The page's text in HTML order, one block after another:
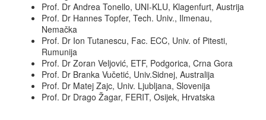
Prof. Dr Andrea Tonello, UNI-KLU, Klagenfurt, Austrija
Prof. Dr Hannes Topfer, Tech. Univ., Ilmenau,
Nemačka
Prof. Dr Ion Tutanescu, Fac. ECC, Univ. of Pitesti,
Rumunija
Prof. Dr Zoran Veljović, ETF, Podgorica, Crna Gora
Prof. Dr Branka Vučetić, Univ.Sidnej, Australija
Prof. Dr Matej Zajc, Univ. Ljubljana, Slovenija
Prof. Dr Drago Žagar, FERIT, Osijek, Hrvatska